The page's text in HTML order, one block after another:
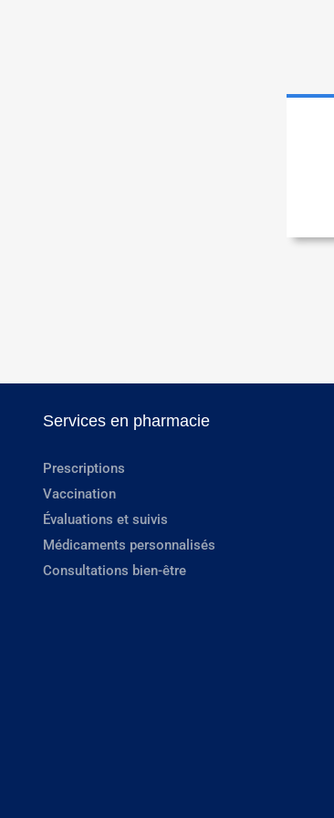
Services en pharmacie
Prescriptions
Vaccination
Évaluations et suivis
Médicaments personnalisés
Consultations bien-être